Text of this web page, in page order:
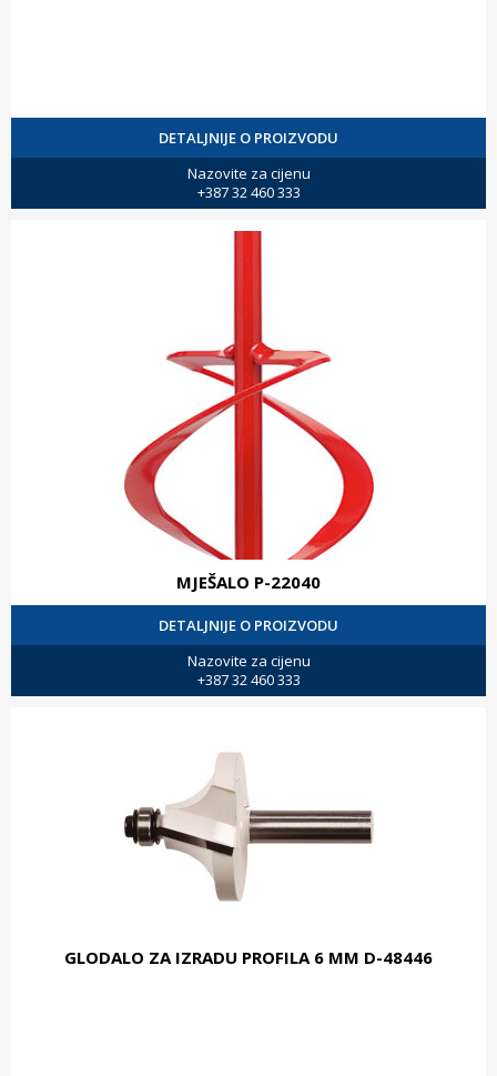
DETALJNIJE O PROIZVODU
Nazovite za cijenu
+387 32 460 333
MJEŠALO P-22040
DETALJNIJE O PROIZVODU
Nazovite za cijenu
+387 32 460 333
GLODALO ZA IZRADU PROFILA 6 MM D-48446